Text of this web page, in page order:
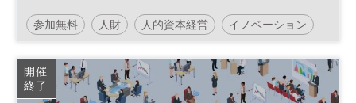
組織・戦略とは〜
参加無料 人財 人的資本経営 イノベーション
開催
終了